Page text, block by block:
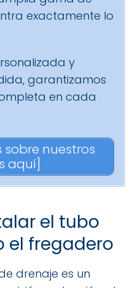
exactamente lo
y
garantizamos
en cada
nuestros
aquí]
el tubo
el fregadero
drenaje es un